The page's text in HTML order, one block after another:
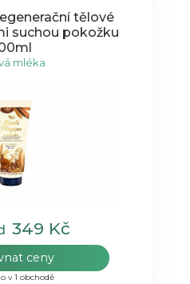
tělové
suchou pokožku
mléka
349 Kč
ceny
v 1 obchodě